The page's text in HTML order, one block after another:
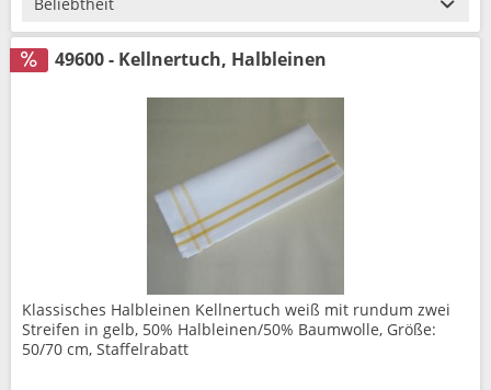
49600 - Kellnertuch, Halbleinen
Klassisches Halbleinen Kellnertuch weiß mit rundum zwei
Streifen in gelb, 50% Halbleinen/50% Baumwolle, Größe:
50/70 cm, Staffelrabatt